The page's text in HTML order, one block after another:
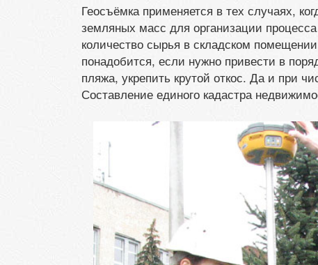
Геосъёмка применяется в тех случаях,
земляных масс для организации
количество сырья в складском
понадобится, если нужно привести в
пляжа, укрепить крутой откос. Да и при
Составление единого кадастра